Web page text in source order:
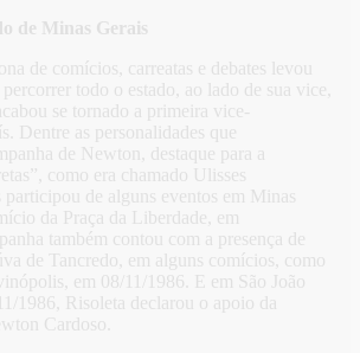
de Minas Gerais
de comícios, carreatas e debates levou
todo o estado, ao lado de sua vice,
se tornado a primeira vice-
Dentre as personalidades que
de Newton, destaque para a
como era chamado Ulisses
participou de alguns eventos em Minas
da Praça da Liberdade, em
também contou com a presença de
de Tancredo, em alguns comícios, como
em 08/11/1986. E em São João
1986, Risoleta declarou o apoio da
Cardoso.